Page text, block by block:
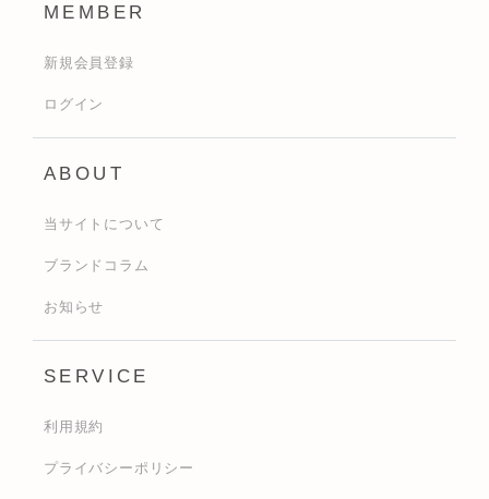
MEMBER
新規会員登録
ログイン
ABOUT
当サイトについて
ブランドコラム
お知らせ
SERVICE
利用規約
プライバシーポリシー